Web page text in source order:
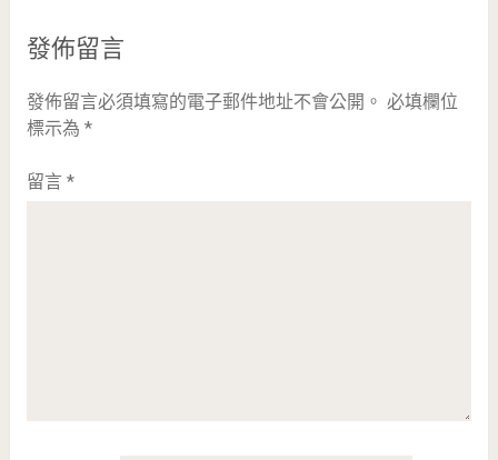
發佈留言
發佈留言必須填寫的電子郵件地址不會公開。 必填欄位
標示為 *
留言 *